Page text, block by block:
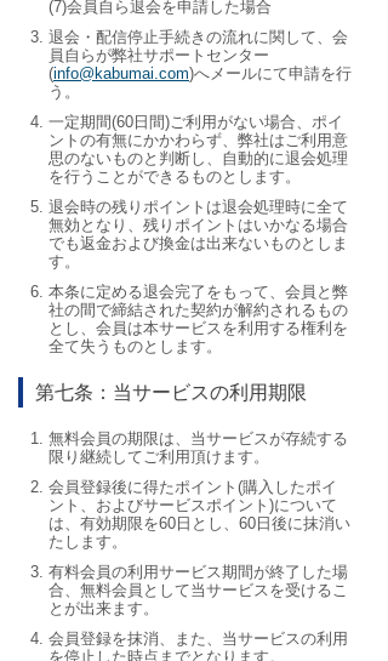
(7)会員自ら退会を申請した場合
退会・配信停止手続きの流れに関して、会
員自らが弊社サポートセンター
(info@kabumai.com)へメールにて申請を行
う。
一定期間(60日間)ご利用がない場合、ポイ
ントの有無にかかわらず、弊社はご利用意
思のないものと判断し、自動的に退会処理
を行うことができるものとします。
退会時の残りポイントは退会処理時に全て
無効となり、残りポイントはいかなる場合
でも返金および換金は出来ないものとしま
す。
本条に定める退会完了をもって、会員と弊
社の間で締結された契約が解約されるもの
とし、会員は本サービスを利用する権利を
全て失うものとします。
第七条：当サービスの利用期限
無料会員の期限は、当サービスが存続する
限り継続してご利用頂けます。
会員登録後に得たポイント(購入したポイ
ント、およびサービスポイント)について
は、有効期限を60日とし、60日後に抹消い
たします。
有料会員の利用サービス期間が終了した場
合、無料会員として当サービスを受けるこ
とが出来ます。
会員登録を抹消、また、当サービスの利用
を停止した時点までとなります。